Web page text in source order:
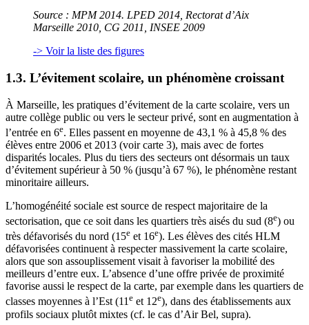
Source : MPM 2014. LPED 2014, Rectorat d’Aix
Marseille 2010, CG 2011, INSEE 2009
-> Voir la liste des figures
1.3. L’évitement scolaire, un phénomène croissant
À Marseille, les pratiques d’évitement de la carte scolaire, vers un
autre collège public ou vers le secteur privé, sont en augmentation à
l’entrée en 6e. Elles passent en moyenne de 43,1 % à 45,8 % des
élèves entre 2006 et 2013 (voir carte 3), mais avec de fortes
disparités locales. Plus du tiers des secteurs ont désormais un taux
d’évitement supérieur à 50 % (jusqu’à 67 %), le phénomène restant
minoritaire ailleurs.
L’homogénéité sociale est source de respect majoritaire de la
sectorisation, que ce soit dans les quartiers très aisés du sud (8e) ou
très défavorisés du nord (15e et 16e). Les élèves des cités HLM
défavorisées continuent à respecter massivement la carte scolaire,
alors que son assouplissement visait à favoriser la mobilité des
meilleurs d’entre eux. L’absence d’une offre privée de proximité
favorise aussi le respect de la carte, par exemple dans les quartiers de
classes moyennes à l’Est (11e et 12e), dans des établissements aux
profils sociaux plutôt mixtes (cf. le cas d’Air Bel, supra).